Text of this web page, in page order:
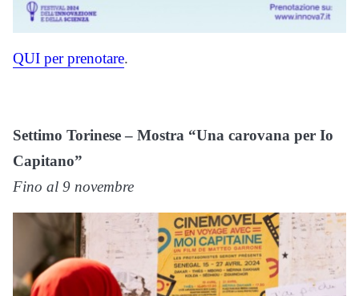
QUI per prenotare.
Settimo Torinese – Mostra “Una carovana per Io
Capitano”
Fino al 9 novembre